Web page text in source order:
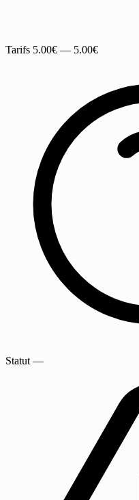
Tarifs 5.00€ — 5.00€
Statut —